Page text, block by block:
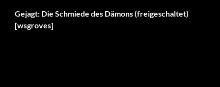
Gejagt: Die Schmiede des Dämons (freigeschaltet)
[wsgroves]